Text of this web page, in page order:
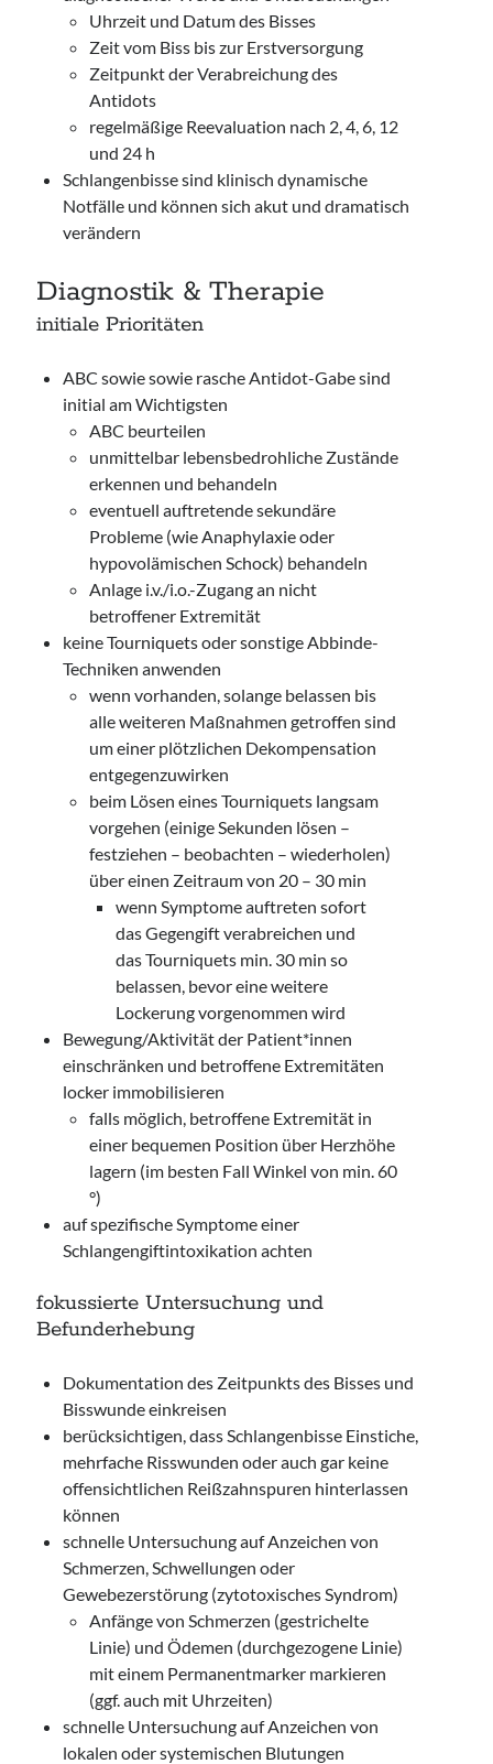
Uhrzeit und Datum des Bisses
Zeit vom Biss bis zur Erstversorgung
Zeitpunkt der Verabreichung des
Antidots
regelmäßige Reevaluation nach 2, 4, 6, 12
und 24 h
Schlangenbisse sind klinisch dynamische
Notfälle und können sich akut und dramatisch
verändern
Diagnostik & Therapie
initiale Prioritäten
ABC sowie sowie rasche Antidot-Gabe sind
initial am Wichtigsten
ABC beurteilen
unmittelbar lebensbedrohliche Zustände
erkennen und behandeln
eventuell auftretende sekundäre
Probleme (wie Anaphylaxie oder
hypovolämischen Schock) behandeln
Anlage i.v./i.o.-Zugang an nicht
betroffener Extremität
keine Tourniquets oder sonstige Abbinde-
Techniken anwenden
wenn vorhanden, solange belassen bis
alle weiteren Maßnahmen getroffen sind
um einer plötzlichen Dekompensation
entgegenzuwirken
beim Lösen eines Tourniquets langsam
vorgehen (einige Sekunden lösen –
festziehen – beobachten – wiederholen)
über einen Zeitraum von 20 – 30 min
wenn Symptome auftreten sofort
das Gegengift verabreichen und
das Tourniquets min. 30 min so
belassen, bevor eine weitere
Lockerung vorgenommen wird
Bewegung/Aktivität der Patient*innen
einschränken und betroffene Extremitäten
locker immobilisieren
falls möglich, betroffene Extremität in
einer bequemen Position über Herzhöhe
lagern (im besten Fall Winkel von min. 60
°)
auf spezifische Symptome einer
Schlangengiftintoxikation achten
fokussierte Untersuchung und
Befunderhebung
Dokumentation des Zeitpunkts des Bisses und
Bisswunde einkreisen
berücksichtigen, dass Schlangenbisse Einstiche,
mehrfache Risswunden oder auch gar keine
offensichtlichen Reißzahnspuren hinterlassen
können
schnelle Untersuchung auf Anzeichen von
Schmerzen, Schwellungen oder
Gewebezerstörung (zytotoxisches Syndrom)
Anfänge von Schmerzen (gestrichelte
Linie) und Ödemen (durchgezogene Linie)
mit einem Permanentmarker markieren
(ggf. auch mit Uhrzeiten)
schnelle Untersuchung auf Anzeichen von
lokalen oder systemischen Blutungen